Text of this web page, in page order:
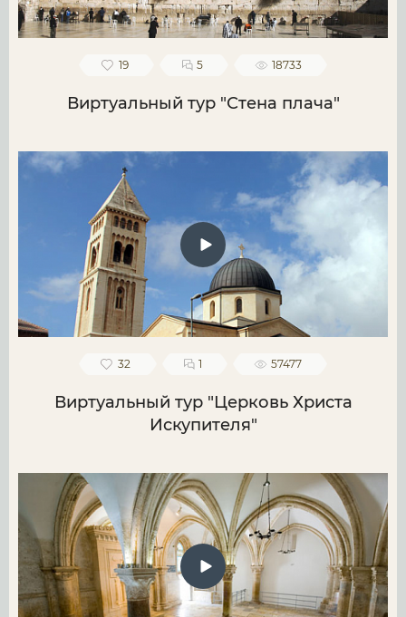
19 5 18733
Виртуальный тур "Стена плача"
32 1 57477
Виртуальный тур "Церковь Христа
Искупителя"